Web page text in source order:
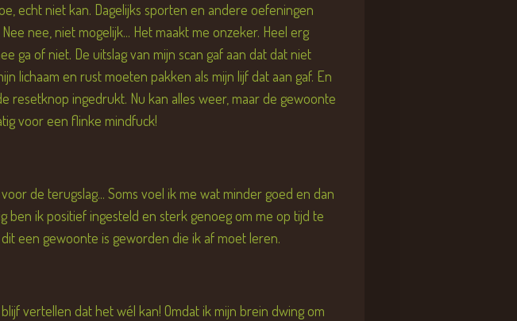
echt niet kan. Dagelijks sporten en andere oefeningen
nee, niet mogelijk... Het maakt me onzeker. Heel erg
ga of niet. De uitslag van mijn scan gaf aan dat dat niet
lichaam en rust moeten pakken als mijn lijf dat aan gaf. En
resetknop ingedrukt. Nu kan alles weer, maar de gewoonte
voor een flinke mindfuck!
de terugslag... Soms voel ik me wat minder goed en dan
ben ik positief ingesteld en sterk genoeg om me op tijd te
een gewoonte is geworden die ik af moet leren.
vertellen dat het wél kan! Omdat ik mijn brein dwing om